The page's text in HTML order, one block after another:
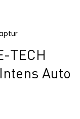
TECH
Auto